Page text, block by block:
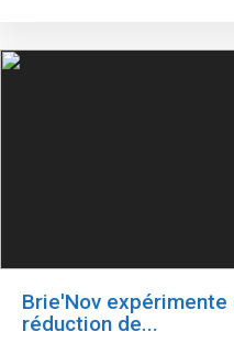
Brie'Nov
réduction de...